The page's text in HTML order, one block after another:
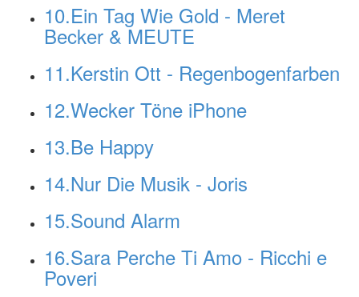
10.Ein Tag Wie Gold - Meret
Becker & MEUTE
11.Kerstin Ott - Regenbogenfarben
12.Wecker Töne iPhone
13.Be Happy
14.Nur Die Musik - Joris
15.Sound Alarm
16.Sara Perche Ti Amo - Ricchi e
Poveri